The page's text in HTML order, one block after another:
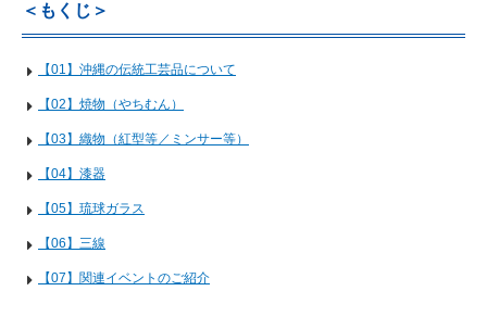
＜もくじ＞
【01】沖縄の伝統工芸品について
【02】焼物（やちむん）
【03】織物（紅型等／ミンサー等）
【04】漆器
【05】琉球ガラス
【06】三線
【07】関連イベントのご紹介